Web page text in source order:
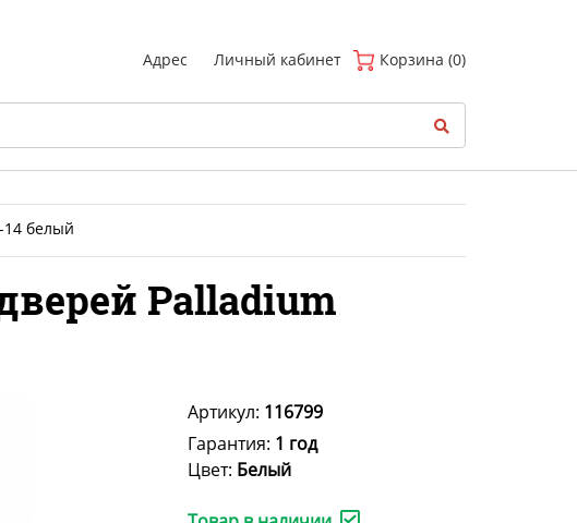
Адрес Личный кабинет Корзина (0)
14 белый
Palladium
Артикул: 116799
Гарантия: 1 год
Цвет: Белый